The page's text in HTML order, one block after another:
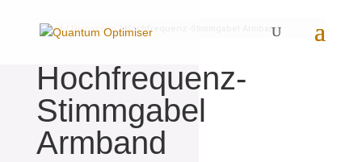
Start/Diapasons/ Hochfrequenz-Stimmgabel Armband
Hochfrequenz-
Stimmgabel
Armband